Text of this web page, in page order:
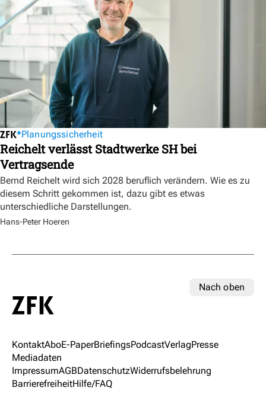
Planungssicherheit
Reichelt verlässt Stadtwerke SH bei
Vertragsende
Bernd Reichelt wird sich 2028 beruflich verändern. Wie es zu
diesem Schritt gekommen ist, dazu gibt es etwas
unterschiedliche Darstellungen.
Hans-Peter Hoeren
Nach oben
KontaktAboE-PaperBriefingsPodcastVerlagPresse
Mediadaten
ImpressumAGBDatenschutzWiderrufsbelehrung
BarrierefreiheitHilfe/FAQ